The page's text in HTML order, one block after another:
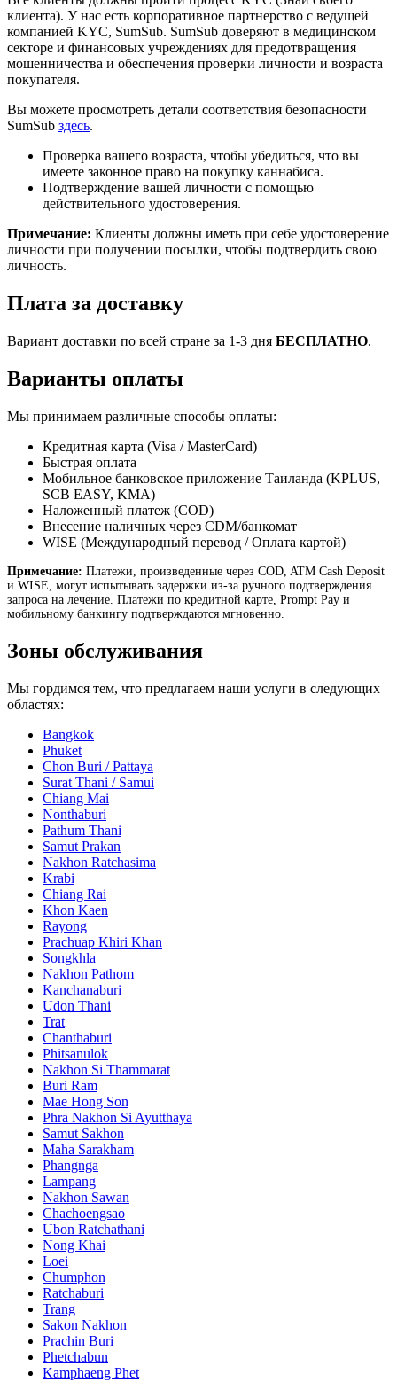
клиента). У нас есть корпоративное партнерство с ведущей
компанией KYC, SumSub. SumSub доверяют в медицинском
секторе и финансовых учреждениях для предотвращения
мошенничества и обеспечения проверки личности и возраста
покупателя.
Вы можете просмотреть детали соответствия безопасности
SumSub здесь.
Проверка вашего возраста, чтобы убедиться, что вы
имеете законное право на покупку каннабиса.
Подтверждение вашей личности с помощью
действительного удостоверения.
Примечание: Клиенты должны иметь при себе удостоверение
личности при получении посылки, чтобы подтвердить свою
личность.
Плата за доставку
Вариант доставки по всей стране за 1-3 дня БЕСПЛАТНО.
Варианты оплаты
Мы принимаем различные способы оплаты:
Кредитная карта (Visa / MasterCard)
Быстрая оплата
Мобильное банковское приложение Таиланда (KPLUS,
SCB EASY, KMA)
Наложенный платеж (COD)
Внесение наличных через CDM/банкомат
WISE (Международный перевод / Оплата картой)
Примечание: Платежи, произведенные через COD, ATM Cash Deposit
и WISE, могут испытывать задержки из-за ручного подтверждения
запроса на лечение. Платежи по кредитной карте, Prompt Pay и
мобильному банкингу подтверждаются мгновенно.
Зоны обслуживания
Мы гордимся тем, что предлагаем наши услуги в следующих
областях:
Bangkok
Phuket
Chon Buri / Pattaya
Surat Thani / Samui
Chiang Mai
Nonthaburi
Pathum Thani
Samut Prakan
Nakhon Ratchasima
Krabi
Chiang Rai
Khon Kaen
Rayong
Prachuap Khiri Khan
Songkhla
Nakhon Pathom
Kanchanaburi
Udon Thani
Trat
Chanthaburi
Phitsanulok
Nakhon Si Thammarat
Buri Ram
Mae Hong Son
Phra Nakhon Si Ayutthaya
Samut Sakhon
Maha Sarakham
Phangnga
Lampang
Nakhon Sawan
Chachoengsao
Ubon Ratchathani
Nong Khai
Loei
Chumphon
Ratchaburi
Trang
Sakon Nakhon
Prachin Buri
Phetchabun
Kamphaeng Phet